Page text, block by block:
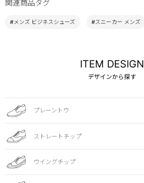
関連商品タグ
#メンズ ビジネスシューズ #スニーカー メンズ
ITEM DESIGN
デザインから探す
プレーントウ
ストレートチップ
ウイングチップ